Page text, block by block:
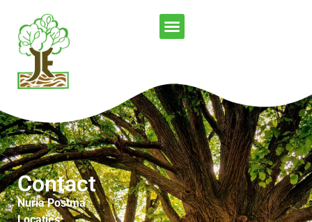
Contact
Nuria Postma
Locaties: